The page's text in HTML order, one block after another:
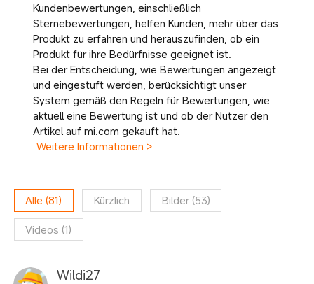
Kundenbewertungen, einschließlich
Sternebewertungen, helfen Kunden, mehr über das
Produkt zu erfahren und herauszufinden, ob ein
Produkt für ihre Bedürfnisse geeignet ist.
Bei der Entscheidung, wie Bewertungen angezeigt
und eingestuft werden, berücksichtigt unser
System gemäß den Regeln für Bewertungen, wie
aktuell eine Bewertung ist und ob der Nutzer den
Artikel auf mi.com gekauft hat.
Weitere Informationen >
Alle (81) Kürzlich Bilder(53)
Videos (1)
Wildi27